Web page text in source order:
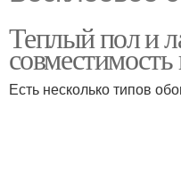
Теплый пол и
Есть несколько типов